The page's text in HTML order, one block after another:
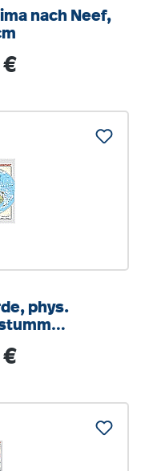
nach Neef,
phys.